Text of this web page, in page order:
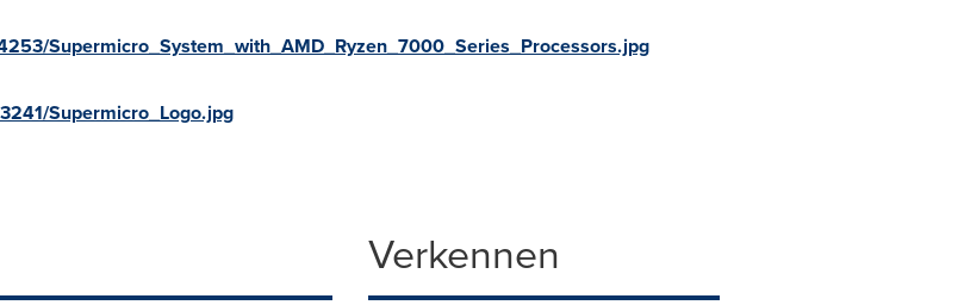
Supermicro_System_with_AMD_Ryzen_7000_Series_Processors.jpg
Supermicro_Logo.jpg
Verkennen